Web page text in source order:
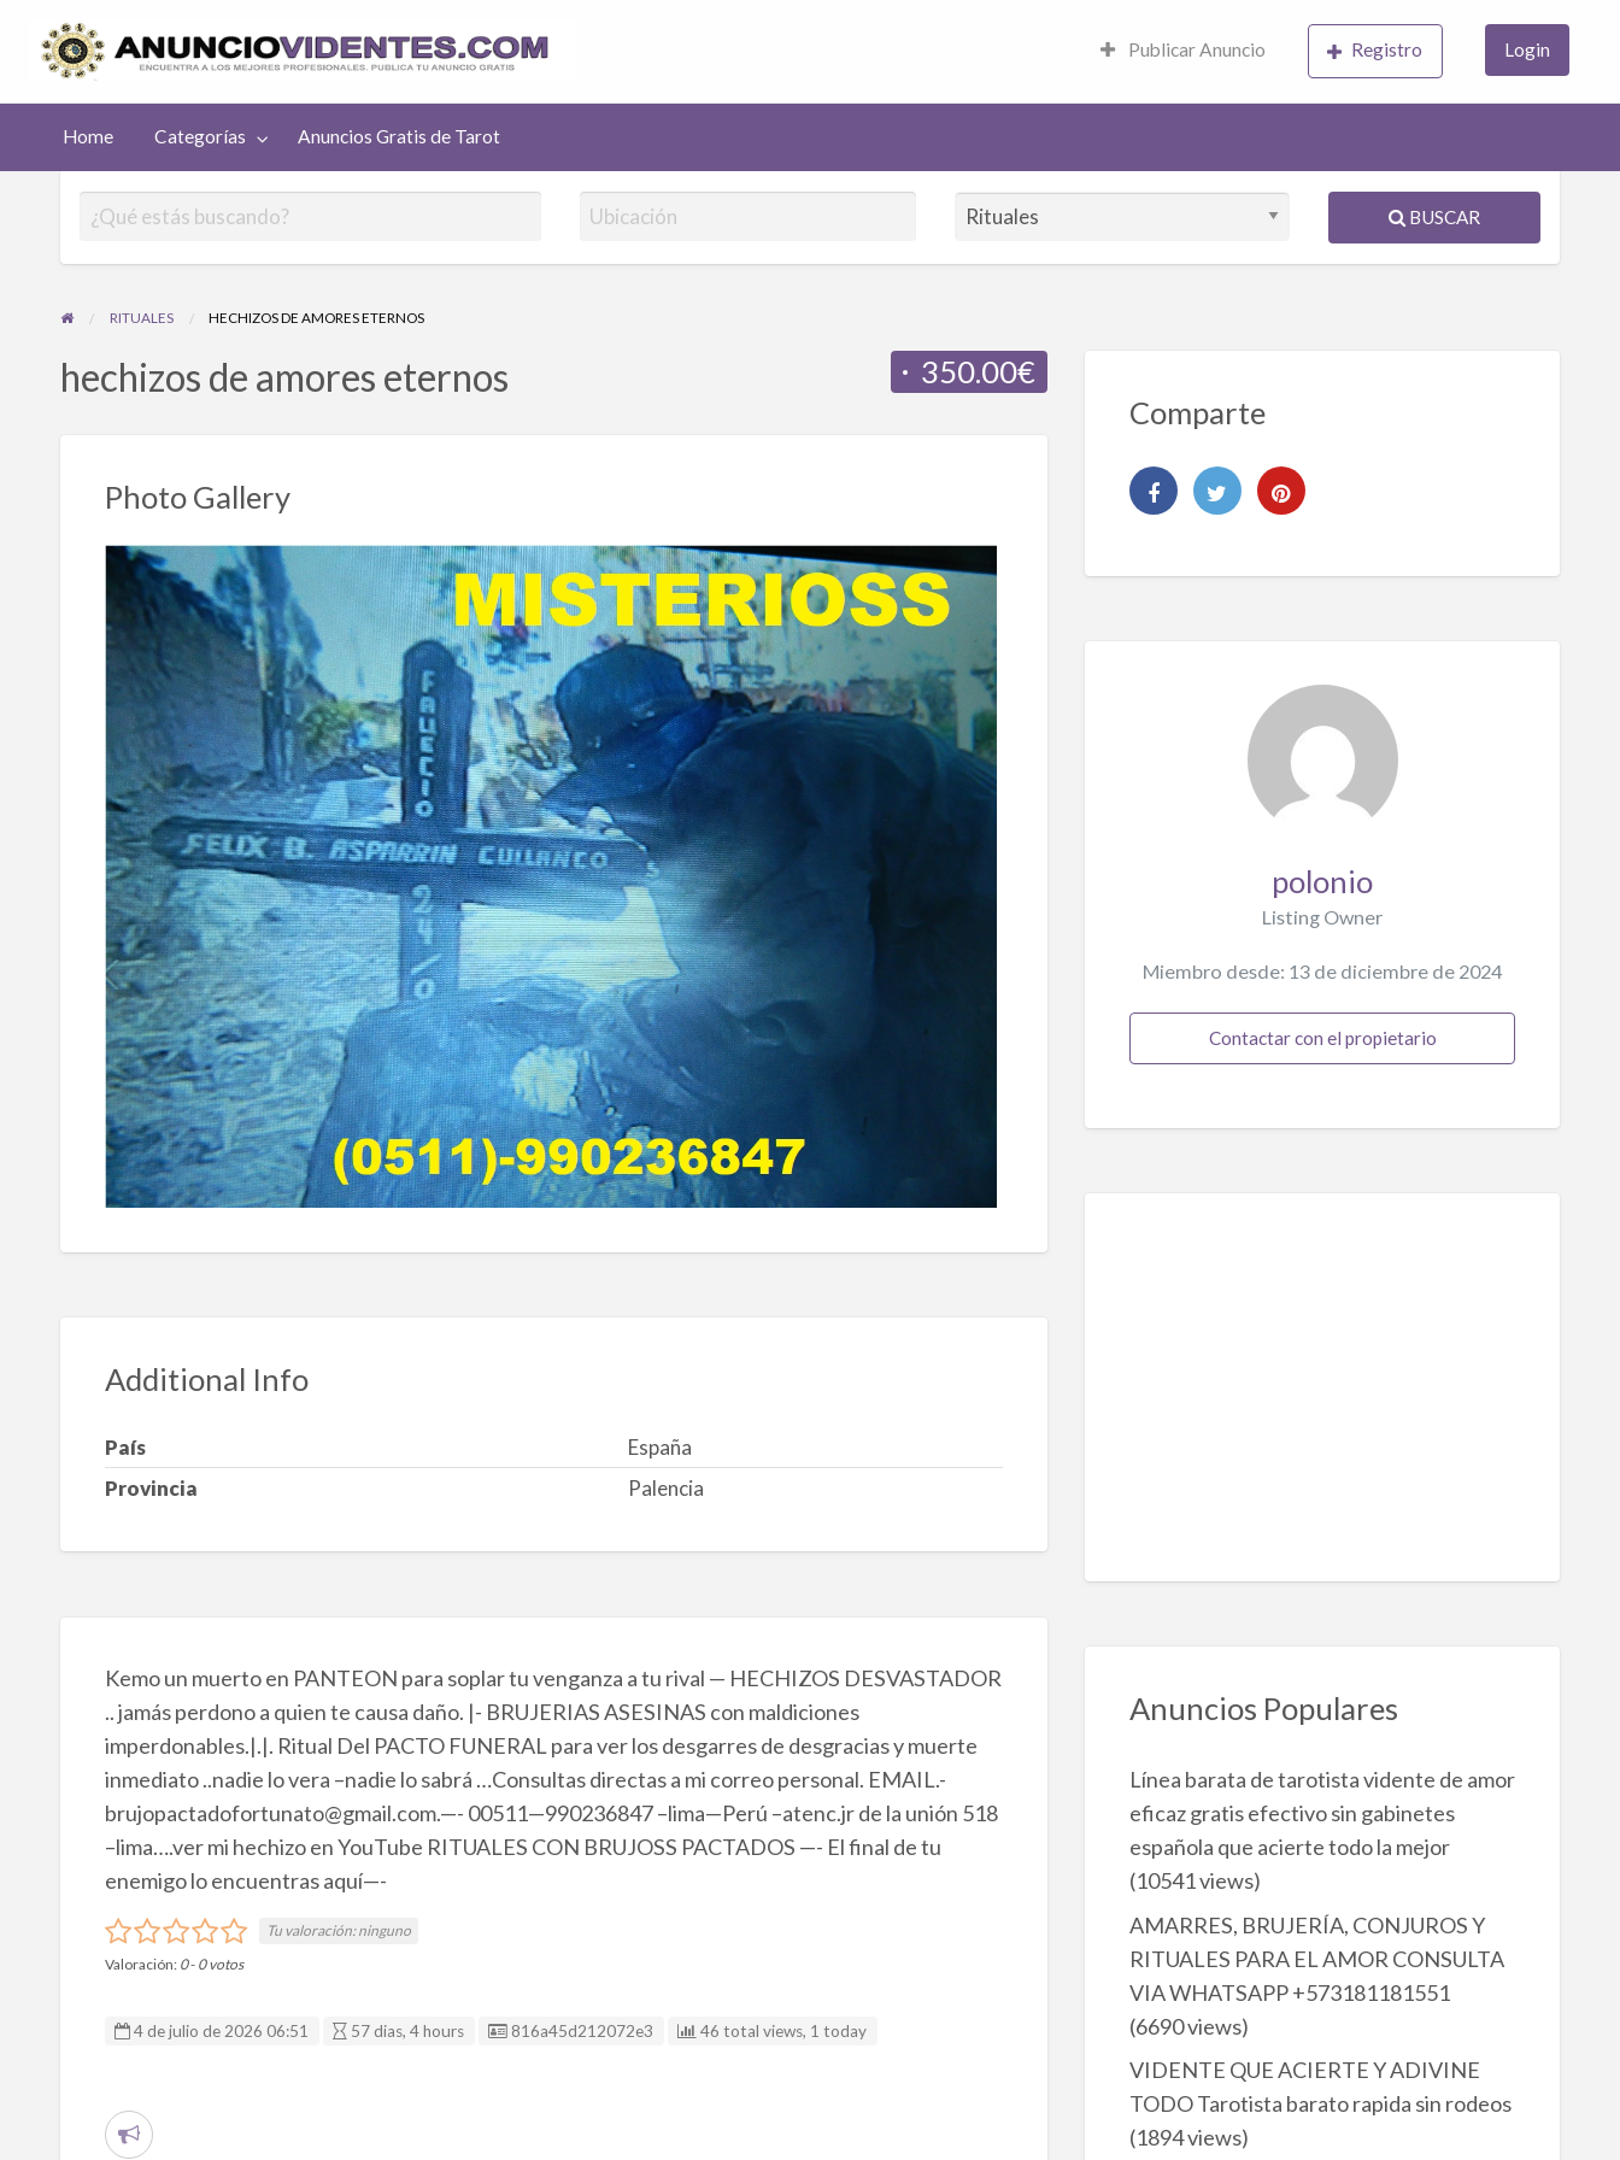
Publicar Anuncio Registro Login
Home Categorías Anuncios Gratis de Tarot
BUSCAR
RITUALES HECHIZOS DE AMORES ETERNOS
350.00€
hechizos de amores eternos
Photo Gallery
Additional Info
País
España
Provincia
Palencia
Kemo un muerto en PANTEON para soplar tu venganza a tu rival — HECHIZOS DESVASTADOR
.. jamás perdono a quien te causa daño. |- BRUJERIAS ASESINAS con maldiciones
imperdonables.|.|. Ritual Del PACTO FUNERAL para ver los desgarres de desgracias y muerte
inmediato ..nadie lo vera –nadie lo sabrá …Consultas directas a mi correo personal. EMAIL.-
brujopactadofortunato@gmail.com.—- 00511—990236847 –lima—Perú –atenc.jr de la unión 518
–lima….ver mi hechizo en YouTube RITUALES CON BRUJOSS PACTADOS —- El final de tu
enemigo lo encuentras aquí—-
Tu valoración:ninguno
Valoración: 0- 0 votos
4 de julio de 2026 06:51 57 dias, 4 hours ID Anuncio
816a45d212072e3 46 total views, 1 today
R
Comparte
polonio
Listing Owner
Miembro desde: 13 de diciembre de 2024
Contactar con el propietario
Anuncios Populares
Línea barata de tarotista vidente de amor
eficaz gratis efectivo sin gabinetes
española que acierte todo la mejor
(10541 views)
AMARRES, BRUJERÍA, CONJUROS Y
RITUALES PARA EL AMOR CONSULTA
VIA WHATSAPP +573181181551
(6690 views)
VIDENTE QUE ACIERTE Y ADIVINE
TODO Tarotista barato rapida sin rodeos
(1894 views)